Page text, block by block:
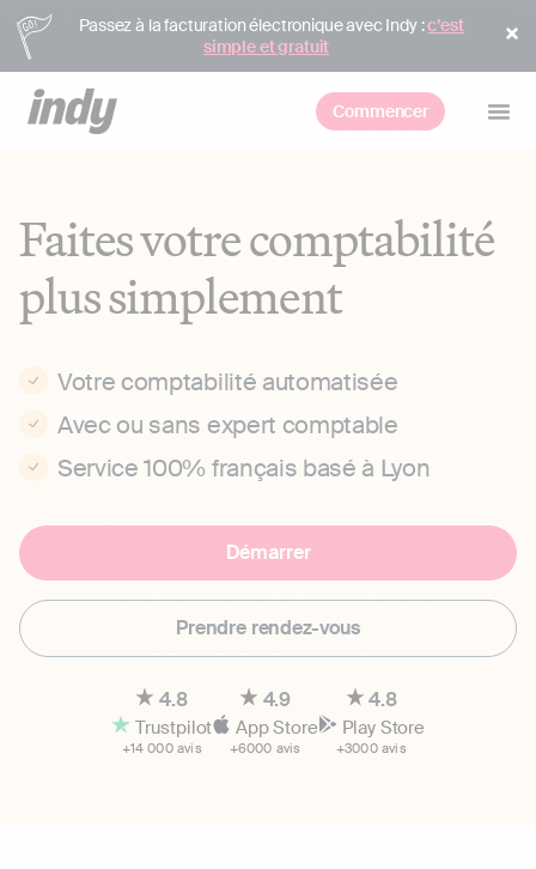
Passez à la facturation électronique avec Indy :c’est
simple et gratuit
Commencer
Faites votre comptabilité
plus simplement
Votre comptabilité automatisée
Avec ou sans expert comptable
Service 100% français basé à Lyon
Démarrer
Prendre rendez-vous
4.8
Trustpilot
+14 000 avis
4.9
App Store
+6000 avis
4.8
Play Store
+3000 avis